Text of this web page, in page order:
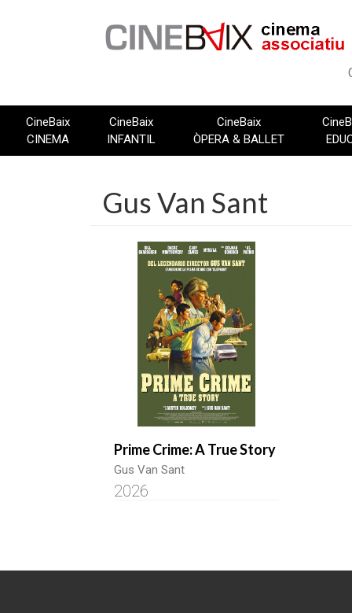
CineBaix
CINEMA
CineBaix
INFANTIL
CineBaix
ÒPERA & BALLET
Gus Van Sant
Prime Crime: A True Story
Gus Van Sant
2026